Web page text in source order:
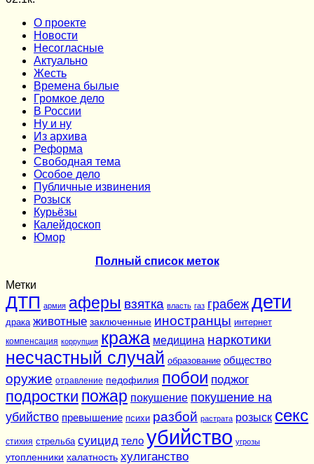
О проекте
Новости
Несогласные
Актуально
Жесть
Времена былые
Громкое дело
В России
Ну и ну
Из архива
Реформа
Cвободная тема
Особое дело
Публичные извинения
Розыск
Курьёзы
Калейдоскоп
Юмор
Полный список меток
Метки
ДТП армия аферы взятка власть газ грабеж дети
драка животные заключенные иностранцы интернет
компенсация коррупция кража медицина наркотики
несчастный случай образование общество
оружие отравление педофилия побои поджог
подростки пожар покушение покушение на
убийство превышение психи разбой растрата розыск секс
стихия стрельба суицид тело убийство угрозы
утопленники халатность хулиганство